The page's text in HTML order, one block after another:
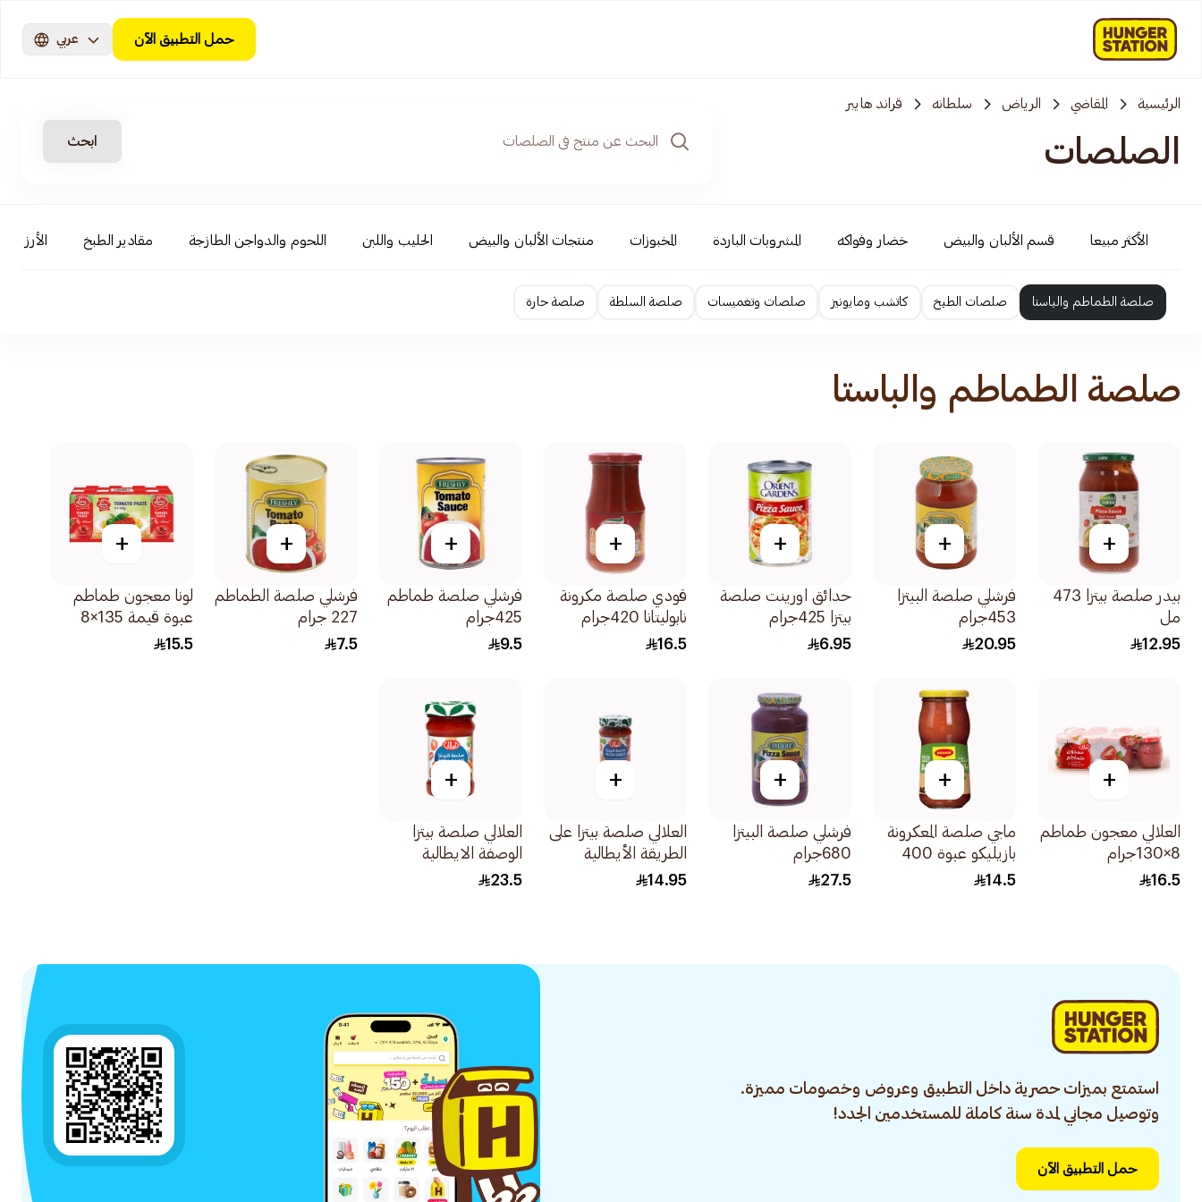
حمل التطبيق الآن عربي
الرئيسية المقاضي الرياض سلطانه قراند هايبر
الصلصات ابحث
الأكثر مبيعا قسم الألبان والبيض خضار وفواكه المشروبات الباردة المخبوزات منتجات الألبان والبيض الحليب واللبن اللحوم والدواجن الطازجة مقادير الطبخ الأرز
صلصة الطماطم والباستا صلصات الطبخ كاتشب ومايونيز صلصات وتغميسات صلصة السلطة صلصة حارة
صلصة الطماطم والباستا
+
بيدر صلصة بيتزا 473
مل
12.95
+
فرشلي صلصة البيتزا
453جرام
20.95
+
حدائق اورينت صلصة
بيتزا 425جرام
6.95
+
قودي صلصة مكرونة
نابوليتانا 420جرام
16.5
+
فرشلي صلصة طماطم
425جرام
9.5
+
فرشلي صلصة الطماطم
227 جرام
7.5
+
لونا معجون طماطم
عبوة قيمة 135×8
جرام
15.5
+
العلالي معجون طماطم
8×130جرام
16.5
+
ماجي صلصة المعكرونة
بازيليكو عبوة 400
جرام
14.5
+
فرشلي صلصة البيتزا
680جرام
27.5
+
العلالي صلصة بيتزا على
الطريقة الأيطالية
الأصلية 320جرام
14.95
+
العلالي صلصة بيتزا
الوصفة الايطالية
الاصلية 640 جرام
23.5
استمتع بميزات حصرية داخل التطبيق وعروض وخصومات مميزة.
وتوصيل مجاني لمدة سنة كاملة للمستخدمين الجدد!
حمل التطبيق الآن